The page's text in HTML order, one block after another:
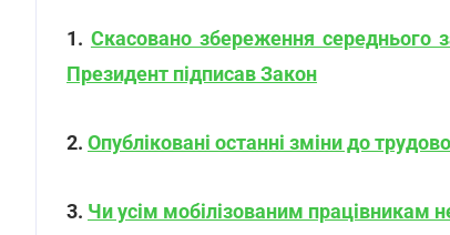
1. Скасовано збереження середнього
Президент підписав Закон
2. Опубліковані останні зміни до
3. Чи усім мобілізованим працівникам